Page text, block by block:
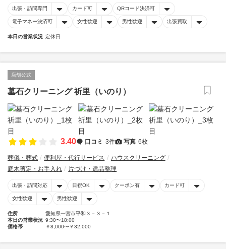
出張・訪問専門 カード可 QRコード決済可
電子マネー決済可 女性歓迎 男性歓迎 出張買取
本日の営業状況 定休日
店舗公式
墓石クリーニング 祈里（いのり）
3.40 口コミ 3件 写真 6枚
葬儀・葬式 便利屋・代行サービス
ハウスクリーニング
庭木剪定・お手入れ
片づけ・遺品整理
出張・訪問対応 日祝OK クーポン有 カード可
女性歓迎 男性歓迎
住所
愛知県一宮市平和３－３－１
本日の営業状況 9:30〜18:00
価格帯
￥8,000〜￥32,000